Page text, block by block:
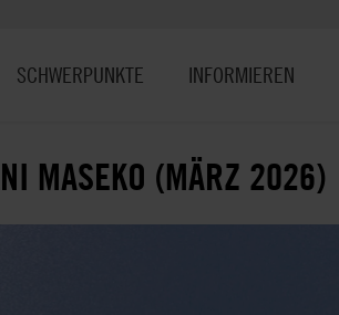
SCHWERPUNKTE INFORMIEREN
MASEKO (MÄRZ 2026)